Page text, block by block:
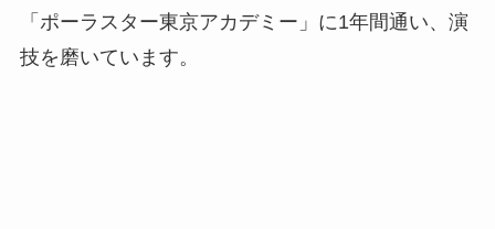
「ポーラスター東京アカデミー」に1年間通い、演
技を磨いています。